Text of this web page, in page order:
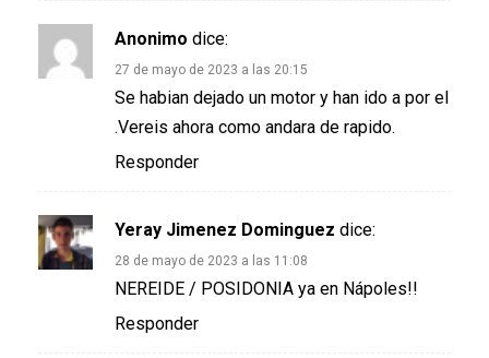
Anonimo dice:
27 de mayo de 2023 a las 20:15
Se habian dejado un motor y han ido a por el
.Vereis ahora como andara de rapido.
Responder
Yeray Jimenez Dominguez dice:
28 de mayo de 2023 a las 11:08
NEREIDE / POSIDONIA ya en Nápoles!!
Responder